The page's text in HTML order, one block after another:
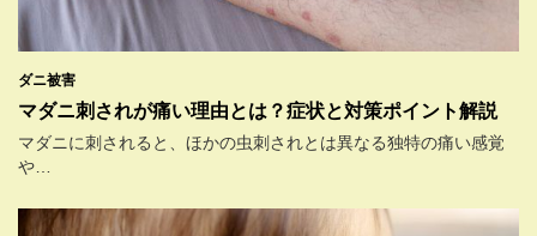
ダニ被害
マダニ刺されが痛い理由とは？症状と対策ポイント解説
マダニに刺されると、ほかの虫刺されとは異なる独特の痛い感覚
や…